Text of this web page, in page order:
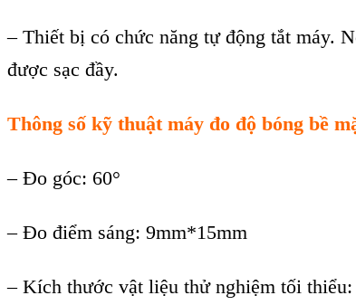
– Thiết bị có chức năng tự động tắt máy.
được sạc đầy.
Thông số kỹ thuật máy đo độ bóng bề
– Đo góc: 60°
– Đo điểm sáng: 9mm*15mm
– Kích thước vật liệu thử nghiệm tối thiểu